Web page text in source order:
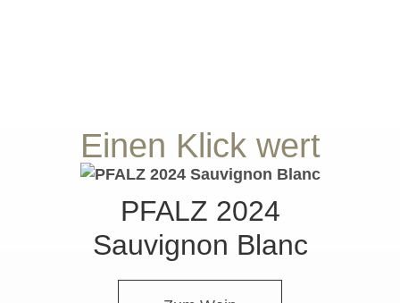
Einen Klick wert
PFALZ 2024
Sauvignon Blanc